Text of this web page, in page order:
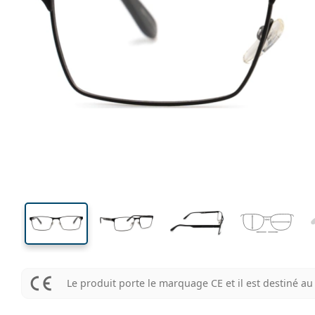
Largeur
35 mm
Hauteur des verres
56 mm
Largeur des verres
Largeur
Le produit porte le marquage CE et il est destiné